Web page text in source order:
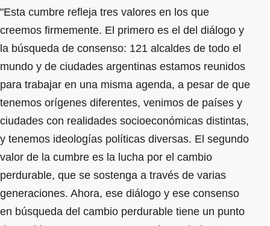
"Esta cumbre refleja tres valores en los que
creemos firmemente. El primero es el del diálogo y
la búsqueda de consenso: 121 alcaldes de todo el
mundo y de ciudades argentinas estamos reunidos
para trabajar en una misma agenda, a pesar de que
tenemos orígenes diferentes, venimos de países y
ciudades con realidades socioeconómicas distintas,
y tenemos ideologías políticas diversas. El segundo
valor de la cumbre es la lucha por el cambio
perdurable, que se sostenga a través de varias
generaciones. Ahora, ese diálogo y ese consenso
en búsqueda del cambio perdurable tiene un punto